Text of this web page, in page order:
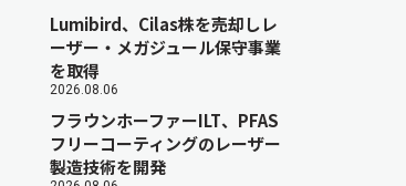
Lumibird、Cilas株を売却しレ
ーザー・メガジュール保守事業
を取得
2026.08.06
フラウンホーファーILT、PFAS
フリーコーティングのレーザー
製造技術を開発